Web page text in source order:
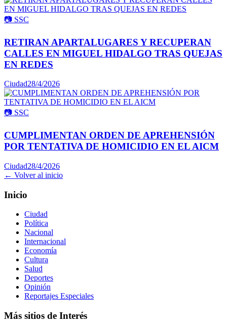
📷 SSC
RETIRAN APARTALUGARES Y RECUPERAN
CALLES EN MIGUEL HIDALGO TRAS QUEJAS
EN REDES
Ciudad28/4/2026
📷 SSC
CUMPLIMENTAN ORDEN DE APREHENSIÓN
POR TENTATIVA DE HOMICIDIO EN EL AICM
Ciudad28/4/2026
← Volver al inicio
Inicio
Ciudad
Política
Nacional
Internacional
Economía
Cultura
Salud
Deportes
Opinión
Reportajes Especiales
Más sitios de Interés